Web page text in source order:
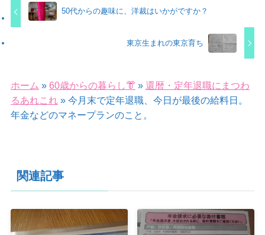
50代からの趣味に、洋裁はいかがですか？
東京生まれの東京育ち
ホーム » 60歳からの暮らし👘 » 還暦・定年退職にまつわ
るあれこれ »今月末で定年退職、今日が最後の給料日。
年金などのマネープランのこと。
関連記事